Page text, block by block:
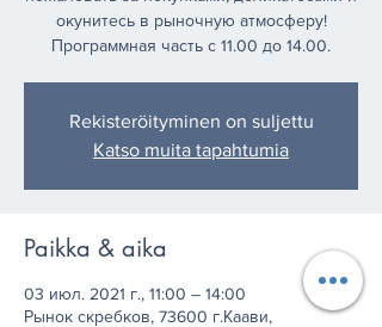
окунитесь в рыночную атмосферу!
Программная часть с 11.00 до 14.00.
Rekisteröityminen on suljettu
Katso muita tapahtumia
Paikka & aika
03 июл. 2021 г., 11:00 – 14:00
Рынок скребков, 73600 г.Каави,